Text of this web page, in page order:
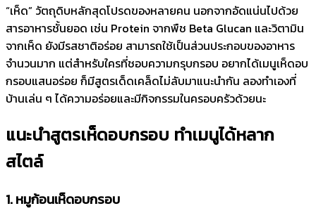
“เห็ด” วัตถุดิบหลักสุดโปรดของหลายคน นอกจากอัดแน่นไปด้วย
สารอาหารชั้นยอด เช่น Protein จากพืช Beta Glucan และวิตามิน
จากเห็ด ยังมีรสชาติอร่อย สามารถใช้เป็นส่วนประกอบของอาหาร
จำนวนมาก แต่สำหรับใครที่ชอบความกรุบกรอบ อยากได้เมนูเห็ดอบ
กรอบแสนอร่อย ก็มีสูตรเด็ดเคล็ดไม่ลับมาแนะนำกัน ลองทำเองที่
บ้านเล่น ๆ ได้ความอร่อยและมีกิจกรรมในครอบครัวด้วยนะ
แนะนำสูตรเห็ดอบกรอบ ทำเมนูได้หลาก
สไตล์
1. หมูก้อนเห็ดอบกรอบ